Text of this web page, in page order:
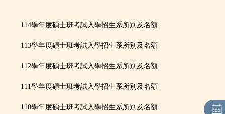
招生簡章
招生重要日程
招生系所及名額
網路作業系統
114學年度碩士班考試入學招生系所別及名額
113學年度碩士班考試入學招生系所別及名額
112學年度碩士班考試入學招生系所別及名額
111學年度碩士班考試入學招生系所別及名額
110學年度碩士班考試入學招生系所別及名額